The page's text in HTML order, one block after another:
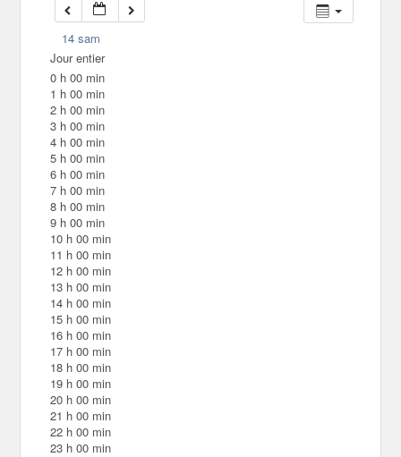
14 sam
Jour entier
0 h 00 min
1 h 00 min
2 h 00 min
3 h 00 min
4 h 00 min
5 h 00 min
6 h 00 min
7 h 00 min
8 h 00 min
9 h 00 min
10 h 00 min
11 h 00 min
12 h 00 min
13 h 00 min
14 h 00 min
15 h 00 min
16 h 00 min
17 h 00 min
18 h 00 min
19 h 00 min
20 h 00 min
21 h 00 min
22 h 00 min
23 h 00 min